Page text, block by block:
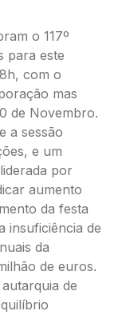
o 117º
para este
com o
mas
de Novembro.
a sessão
e um
por
aumento
da festa
insuficiência de
da
de euros.
de